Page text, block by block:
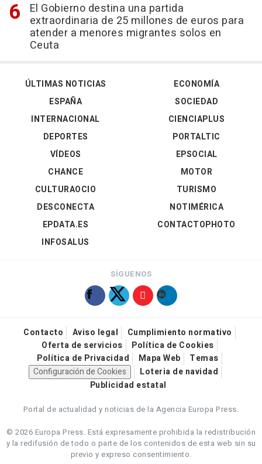
El Gobierno destina una partida
extraordinaria de 25 millones de euros para
atender a menores migrantes solos en
Ceuta
ÚLTIMAS NOTICIAS
ESPAÑA
INTERNACIONAL
DEPORTES
VÍDEOS
ECONOMÍA
SOCIEDAD
CIENCIAPLUS
PORTALTIC
EPSOCIAL
CHANCE
CULTURAOCIO
DESCONECTA
EPDATA.ES
INFOSALUS
MOTOR
TURISMO
NOTIMÉRICA
CONTACTOPHOTO
SÍGUENOS
Contacto Aviso legal
Cumplimiento normativo
Oferta de servicios
Política de Cookies
Política de Privacidad
Mapa Web
Temas
Configuración de Cookies
Loteria de navidad
Publicidad estatal
Portal de actualidad y noticias de la Agencia Europa Press.
© 2026 Europa Press. Está expresamente prohibida la redistribución
y la redifusión de todo o parte de los contenidos de esta web sin su
previo y expreso consentimiento.